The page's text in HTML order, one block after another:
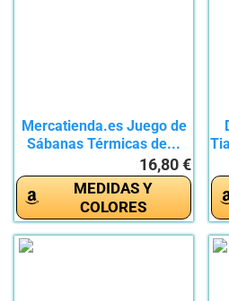
Mercatienda.es Juego de
Sábanas Térmicas de...
16,80 €
MEDIDAS Y
COLORES